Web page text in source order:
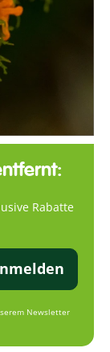
Rabatte
Newsletter